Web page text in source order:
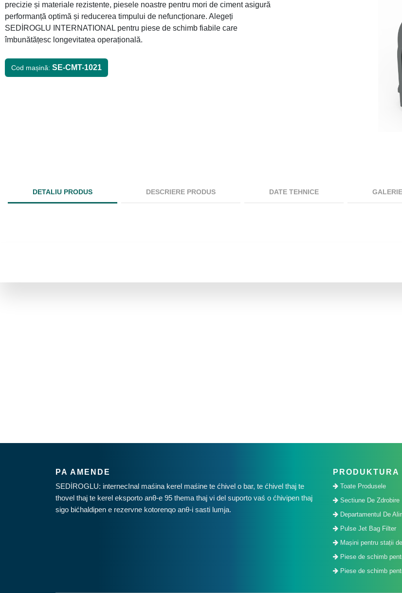
precizie și materiale rezistente, piesele noastre pentru mori de ciment asigură
performanță optimă și reducerea timpului de nefuncționare. Alegeți
SEDİROGLU INTERNATIONAL pentru piese de schimb fiabile care
îmbunătățesc longevitatea operațională.
Cod mașină: SE-CMT-1021
DETALIU PRODUS DESCRIERE PRODUS DATE TEHNICE GALERIE
PA AMENDE
SEDİROGLU: internecInal maśina kerel maśine te ćhivel o bar, te ćhivel thaj te
thovel thaj te kerel eksporto anθ-e 95 thema thaj vi del suporto vaś o ćhivipen thaj
sigo bićhaldipen e rezervne kotorenqo anθ-i sasti lumja.
PRODUKTURA
Toate Produsele
Sectiune De Zdrobire
Departamentul De
Pulse Jet Bag Filter
Mașini pentru stații
Piese de schimb
Piese de schimb